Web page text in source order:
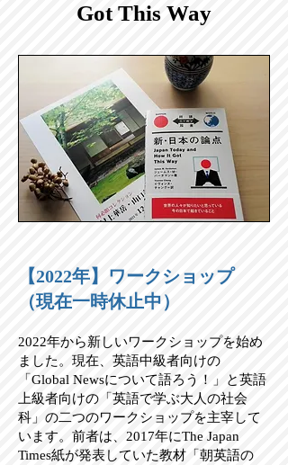
Got This Way
【2022年】ワークショップ
（現在一時休止中）
2022年から新しいワークショップを始め
ました。現在、英語中級者向けの
「Global Newsについて語ろう！」と英語
上級者向けの「英語で学ぶ大人の社会
科」の二つのワークショップを主宰して
います。前者は、2017年にThe Japan
Times紙が発表していた教材「朝英語の